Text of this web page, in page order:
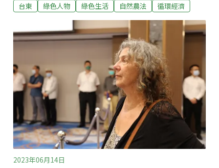
而後在台灣落地生根的先生孟磊（Peter Morehead），
推手。他們一起成立近20年的「大地旅人環境工作
室」，以樸門永續設計、適切科技、環境教育為工作核
心，並於2010年遷居台東，在都蘭成立教育基地。多年
來，他們在全台各地從社區、農村、學校，傳達包括屋
頂革命、都市與校園閒置空間規劃、居家節能生活、城
市修復以及節能輔導等永續設計概念，為友善農法及環
境教育做了最強而有力的實踐與展現。「樸門」是由澳
洲生態學家墨利森（Bill Mollison）、洪葛蘭（David
Holmgren）於1970年代所共同提出的「生態設計架
構」，是一種巧妙運用自然
台東 綠色人物 綠色生活 自然農法 循環經濟
2023年06月14日